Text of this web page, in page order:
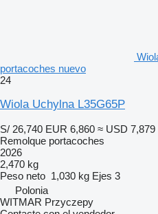
portacoches nuevo
24
Wiola Uchylna L35G65P
S/ 26,740 EUR 6,860 ≈ USD 7,879
Remolque portacoches
2026
2,470 kg
Peso neto 1,030 kg Ejes 3
Polonia
WITMAR Przyczepy